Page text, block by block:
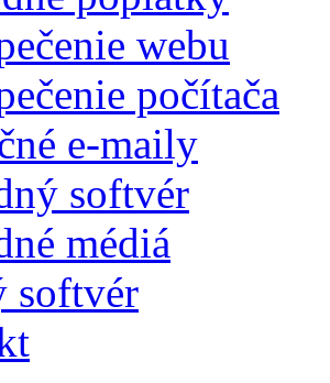
webu
počítača
e-maily
softvér
médiá
softvér